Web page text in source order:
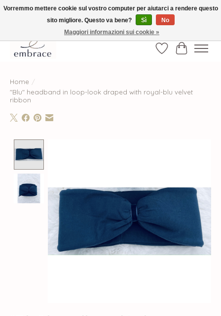
√ Versandkostenfrei ab € 40-, √ Made with Love and Happiness √Exklusiv und
nur hier im Onlineshop √high-quality & long-lasting fashion
Lista deiCarrello
Home /
"Blu" headband in loop-look draped with royal-blu velvet
ribbon
Vorremmo mettere cookie sul vostro computer per aiutarci a rendere questo
sito migliore. Questo va bene?
Sì
No
Maggiori informazioni sui cookie »